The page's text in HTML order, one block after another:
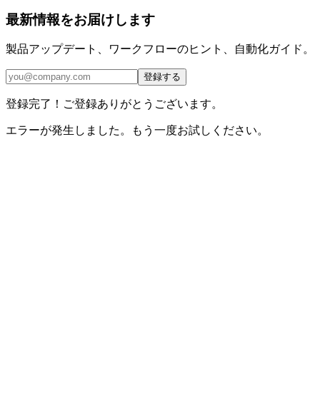
最新情報をお届けします
製品アップデート、ワークフローのヒント、自動化ガイド。
登録する
登録完了！ご登録ありがとうございます。
エラーが発生しました。もう一度お試しください。